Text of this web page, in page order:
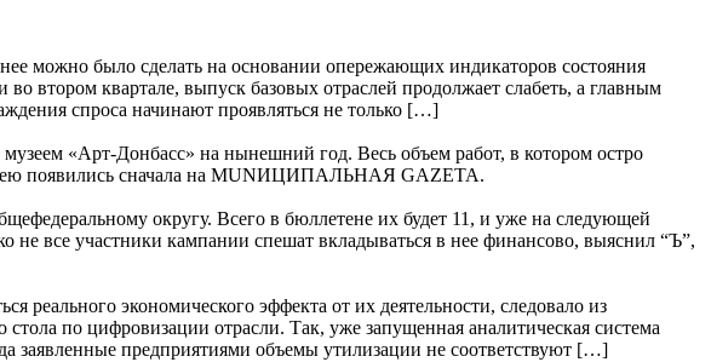
можно было сделать на основании опережающих индикаторов состояния
втором квартале, выпуск базовых отраслей продолжает слабеть, а главным
спроса начинают проявляться не только […]
«Арт-Донбасс» на нынешний год. Весь объем работ, в котором остро
появились сначала на MUNИЦИПАЛЬНАЯ GAZЕТА.
округу. Всего в бюллетене их будет 11, и уже на следующей
не все участники кампании спешат вкладываться в нее финансово, выяснил “Ъ”,
реального экономического эффекта от их деятельности, следовало из
по цифровизации отрасли. Так, уже запущенная аналитическая система
заявленные предприятиями объемы утилизации не соответствуют […]